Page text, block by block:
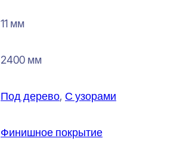
11 мм
2400 мм
Под дерево, С узорами
Финишное покрытие